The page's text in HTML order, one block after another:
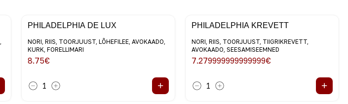
PHILADELPHIA DE LUX
NORI, RIIS, TOORJUUST, LÕHEFILEE, AVOKAADO,
KURK, FORELLIMARI
8.75€
1 +
PHILADELPHIA KREVETT
NORI, RIIS, TOORJUUST, TIIGRIKREVETT,
AVOKAADO, SEESAMISEEMNED
7.279999999999999€
1 +